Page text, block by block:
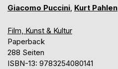
Giacomo Puccini, Kurt Pahlen
Film, Kunst & Kultur
Paperback
288 Seiten
ISBN-13: 9783254080141